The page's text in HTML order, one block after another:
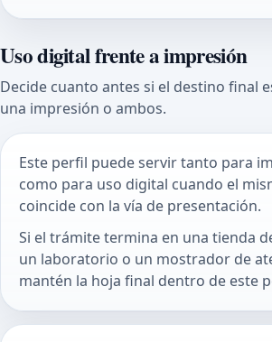
Uso digital frente a impresión
Decide cuanto antes si el destino final
una impresión o ambos.
Este perfil puede servir tanto para
como para uso digital cuando el
coincide con la vía de presentación.
Si el trámite termina en una tienda
un laboratorio o un mostrador de
mantén la hoja final dentro de este